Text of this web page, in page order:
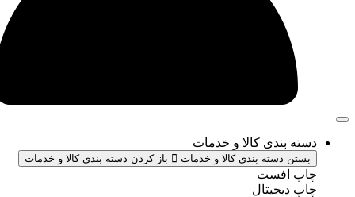
کالا و خدمات
بندی کالا و خدمات باز کردن دسته بندی کالا و خدمات